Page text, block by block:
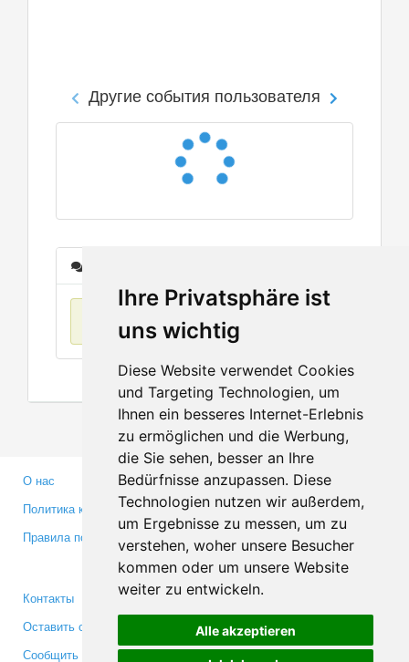
Ihre Privatsphäre ist
uns wichtig
Diese Website verwendet Cookies
und Targeting Technologien, um
Ihnen ein besseres Internet-Erlebnis
zu ermöglichen und die Werbung,
die Sie sehen, besser an Ihre
Bedürfnisse anzupassen. Diese
Technologien nutzen wir außerdem,
um Ergebnisse zu messen, um zu
verstehen, woher unsere Besucher
kommen oder um unsere Website
weiter zu entwickeln.
Alle akzeptieren
Другие события пользователя
О нас
Политика конфиденциальности
Правила пользования
Партнерам
Инвесторам
Медиа
Контакты
Оставить отзыв
Сообщить об ошибке
Facebook
Twitter
YouTube